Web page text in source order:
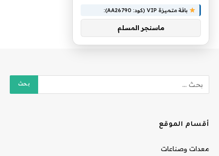
أقسام الموقع
معدات وصناعات
باقة متميزة VIP (كود: AA26790):
ماسنجر المسلم